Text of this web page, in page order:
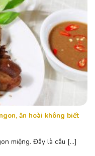
ăn hoài không biết
miệng. Đây là câu [...]